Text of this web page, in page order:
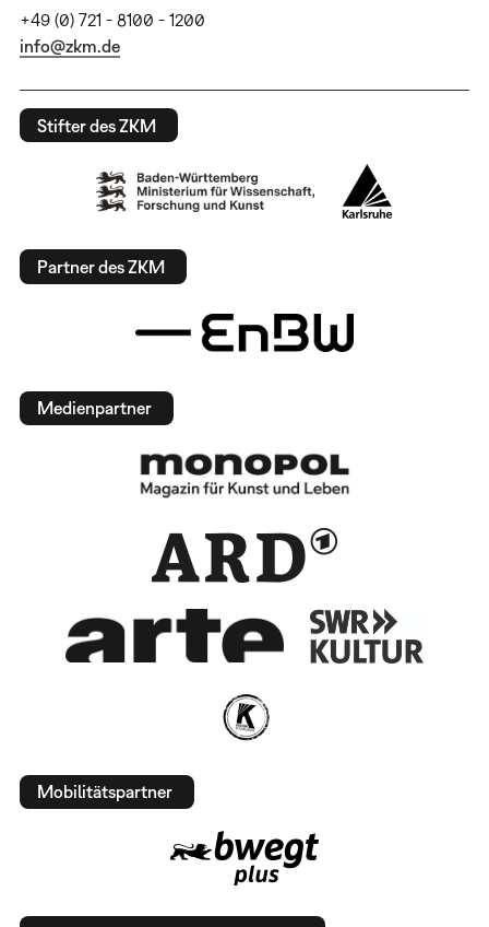
+49 (0) 721 - 8100 - 1200
info@zkm.de
Stifter des ZKM
Partner des ZKM
Medienpartner
Mobilitätspartner